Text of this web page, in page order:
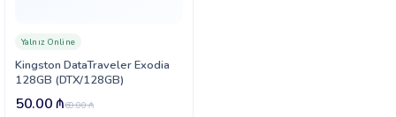
təhlükəsiz saxlanması üçün ideal həll təqdim edir.
Kingston DataTraveler Exodia
128GB (DTX/128GB)
Yalnız Online
60.00₼
50.00₼